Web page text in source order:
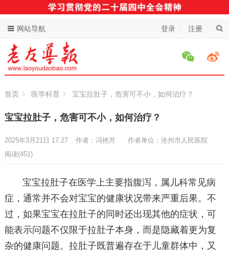
登录 注册
网站导航
首页 医学科普 宝宝拉肚子，危害可不小，如何治疗？
宝宝拉肚子，危害可不小，如何治疗？
作者：冯艳芳 作者单位：沧州市人民医院
2025年3月21日 17:27
阅读(451)
宝宝拉肚子在医学上主要指腹泻，属儿科常见病
症，通常并不会对宝宝的健康状况带来严重后果。不
过，如果宝宝在拉肚子的同时还出现其他的症状，可
能表示问题不仅限于拉肚子本身，而是隐藏着更为复
杂的健康问题。拉肚子既普遍存在于儿童群体中，又